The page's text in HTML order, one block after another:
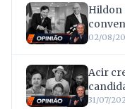
Hildon
02/08/
Acir
31/07/